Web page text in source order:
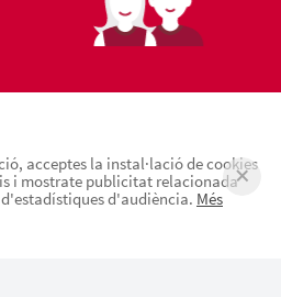
acceptes la instal·lació de cookies
i mostrate publicitat relacionada
d'audiència. Més